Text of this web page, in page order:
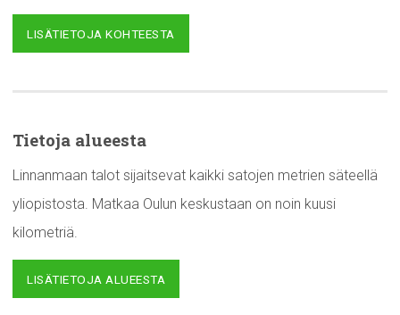
LISÄTIETOJA KOHTEESTA
Tietoja alueesta
Linnanmaan talot sijaitsevat kaikki satojen metrien säteellä
yliopistosta. Matkaa Oulun keskustaan on noin kuusi
kilometriä.
LISÄTIETOJA ALUEESTA